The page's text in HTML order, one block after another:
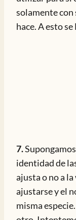
solamente con
hace. A esto
7.
identidad de
ajusta o no a la
ajustarse y el
misma